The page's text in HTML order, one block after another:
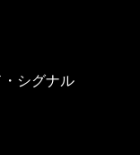
シグナル